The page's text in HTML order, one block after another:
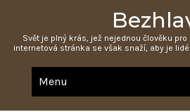
Svět je plný krás, jež nejednou člověku
internetová stránka se však snaží, aby je
Menu